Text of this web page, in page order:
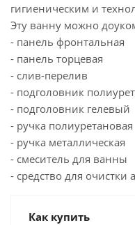
гигиеническим и
Эту ванну можно
- панель фронтальная
- панель торцевая
- слив-перелив
- подголовник
- подголовник гелевый
- ручка полиуретановая
- ручка металлическая
- смеситель для ванны
- средство для
Как купить